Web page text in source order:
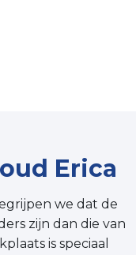
Erica
we dat de
zijn dan die van
is speciaal